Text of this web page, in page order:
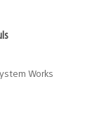
Works